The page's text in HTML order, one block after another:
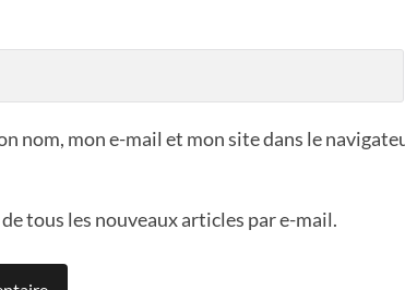
nom, mon e-mail et mon site dans le
tous les nouveaux articles par e-mail.